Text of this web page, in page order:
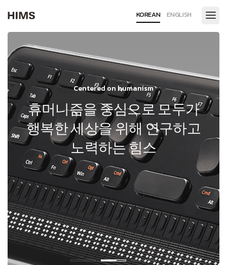
KOREAN ENGLISH
Centered on humanism
휴머니즘을 중심으로 모두가
행복한 세상을 위해 연구하고
노력하는 힘스